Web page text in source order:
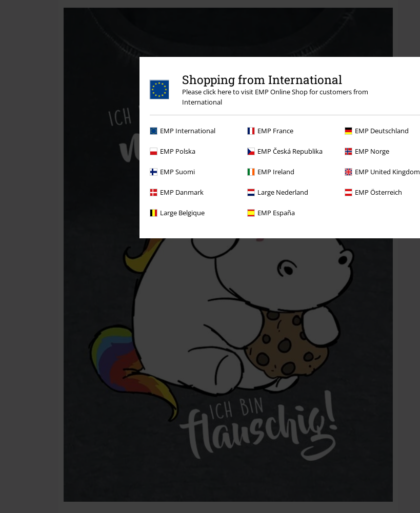
Shopping from International
Please click here to visit EMP Online Shop for customers from
International
EMP International EMP France EMP Deutschland
EMP Polska EMP Česká Republika EMP Norge
EMP Suomi EMP Ireland EMP United Kingdom
EMP Danmark Large Nederland EMP Österreich
Large Belgique EMP España